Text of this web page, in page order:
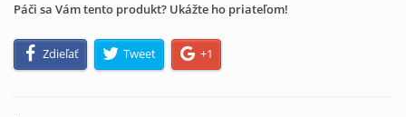
Páči sa Vám tento produkt? Ukážte ho priateľom!
Zdieľať Tweet +1